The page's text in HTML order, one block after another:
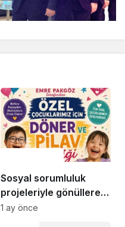
Sosyal sorumluluk
projeleriyle gönüllere
dokunan ekip, özel
1 ay önce